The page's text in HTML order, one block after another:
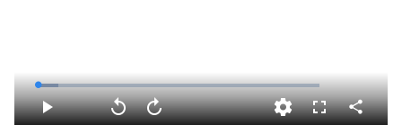
P V A
L
o
a
d
F C